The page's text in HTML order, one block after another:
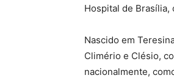
Hospital de Brasília,
Nascido em
Climério e Clésio,
nacionalmente,